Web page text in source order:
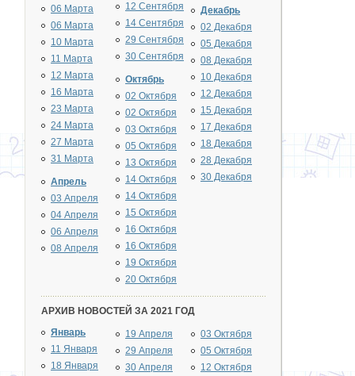
06 Марта
06 Марта
10 Марта
11 Марта
12 Марта
16 Марта
23 Марта
24 Марта
27 Марта
31 Марта
Апрель
03 Апреля
04 Апреля
06 Апреля
08 Апреля
12 Сентября
14 Сентября
29 Сентября
30 Сентября
Октябрь
02 Октября
02 Октября
03 Октября
05 Октября
13 Октября
14 Октября
14 Октября
15 Октября
16 Октября
16 Октября
19 Октября
20 Октября
Декабрь
02 Декабря
05 Декабря
08 Декабря
10 Декабря
12 Декабря
15 Декабря
17 Декабря
18 Декабря
28 Декабря
30 Декабря
АРХИВ НОВОСТЕЙ ЗА 2021 ГОД
Январь
11 Января
18 Января
19 Апреля
29 Апреля
30 Апреля
03 Октября
05 Октября
12 Октября